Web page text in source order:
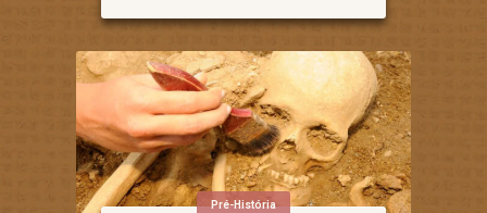
Pré-História